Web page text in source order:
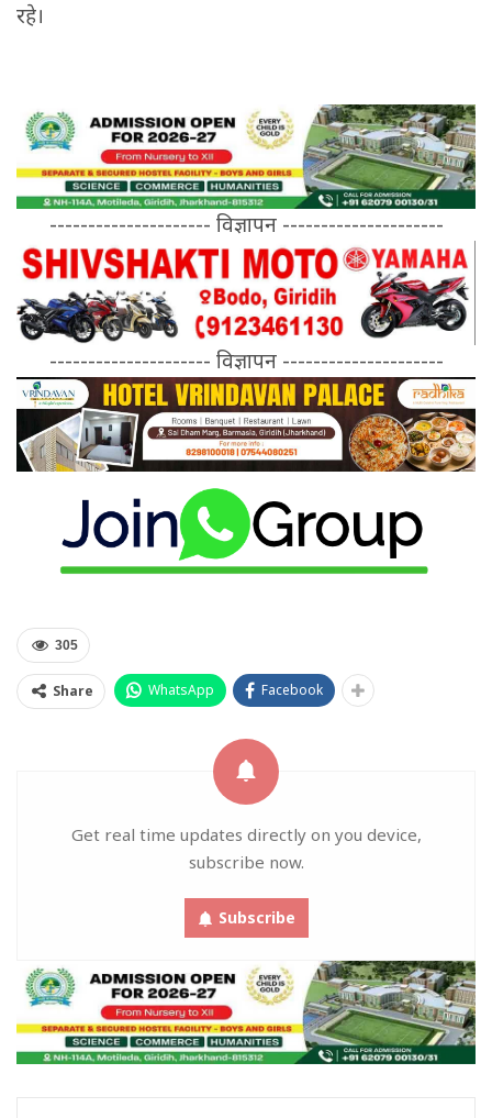
रहे।
--------------------- विज्ञापन ---------------------
--------------------- विज्ञापन ---------------------
305
Share WhatsApp Facebook
Get real time updates directly on you device,
subscribe now.
Subscribe